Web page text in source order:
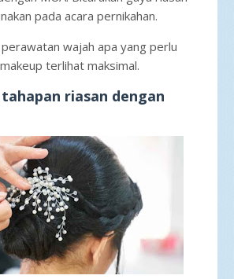
pada acara pernikahan.
wajah apa yang perlu
terlihat maksimal.
riasan dengan